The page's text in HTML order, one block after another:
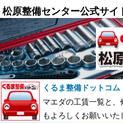
松原整備センター公式サイ
くるま整備ドットコム
マエダの工賃一覧と
もよろしくお願いいた